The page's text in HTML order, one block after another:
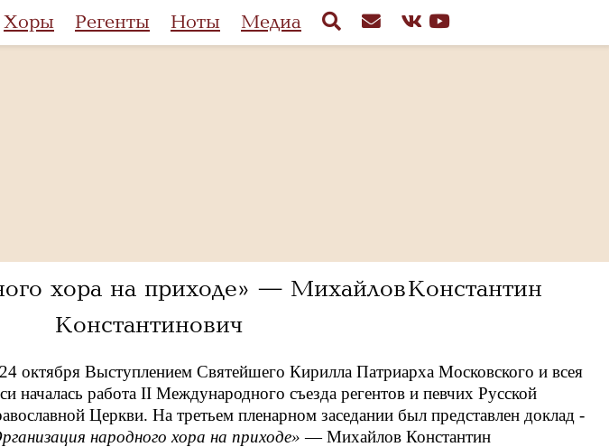
Хоры Регенты Ноты Медиа
хора на приходе» — Михайлов Константин
Константинович
24 октября Выступлением Святейшего Кирилла Патриарха Московского и всея
началась работа II Международного съезда регентов и певчих Русской
Церкви. На третьем пленарном заседании был представлен доклад -
народного хора на приходе» — Михайлов Константин